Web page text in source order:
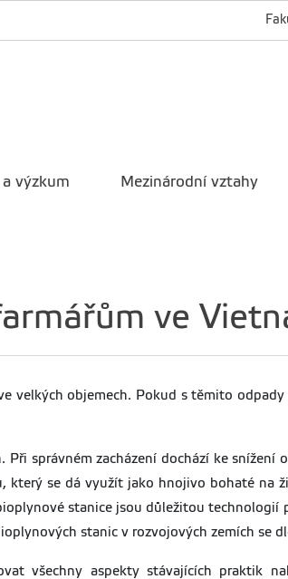
výzkum Mezinárodní vztahy
ve
velkých objemech. Pokud s těmito
správném zacházení dochází ke
se dá využít jako hnojivo bohaté na
stanice jsou důležitou
stanic v rozvojových zemích se
všechny aspekty stávajících praktik